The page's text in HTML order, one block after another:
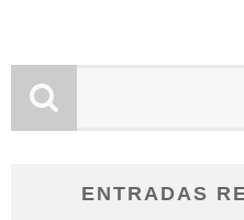
ENTRADAS